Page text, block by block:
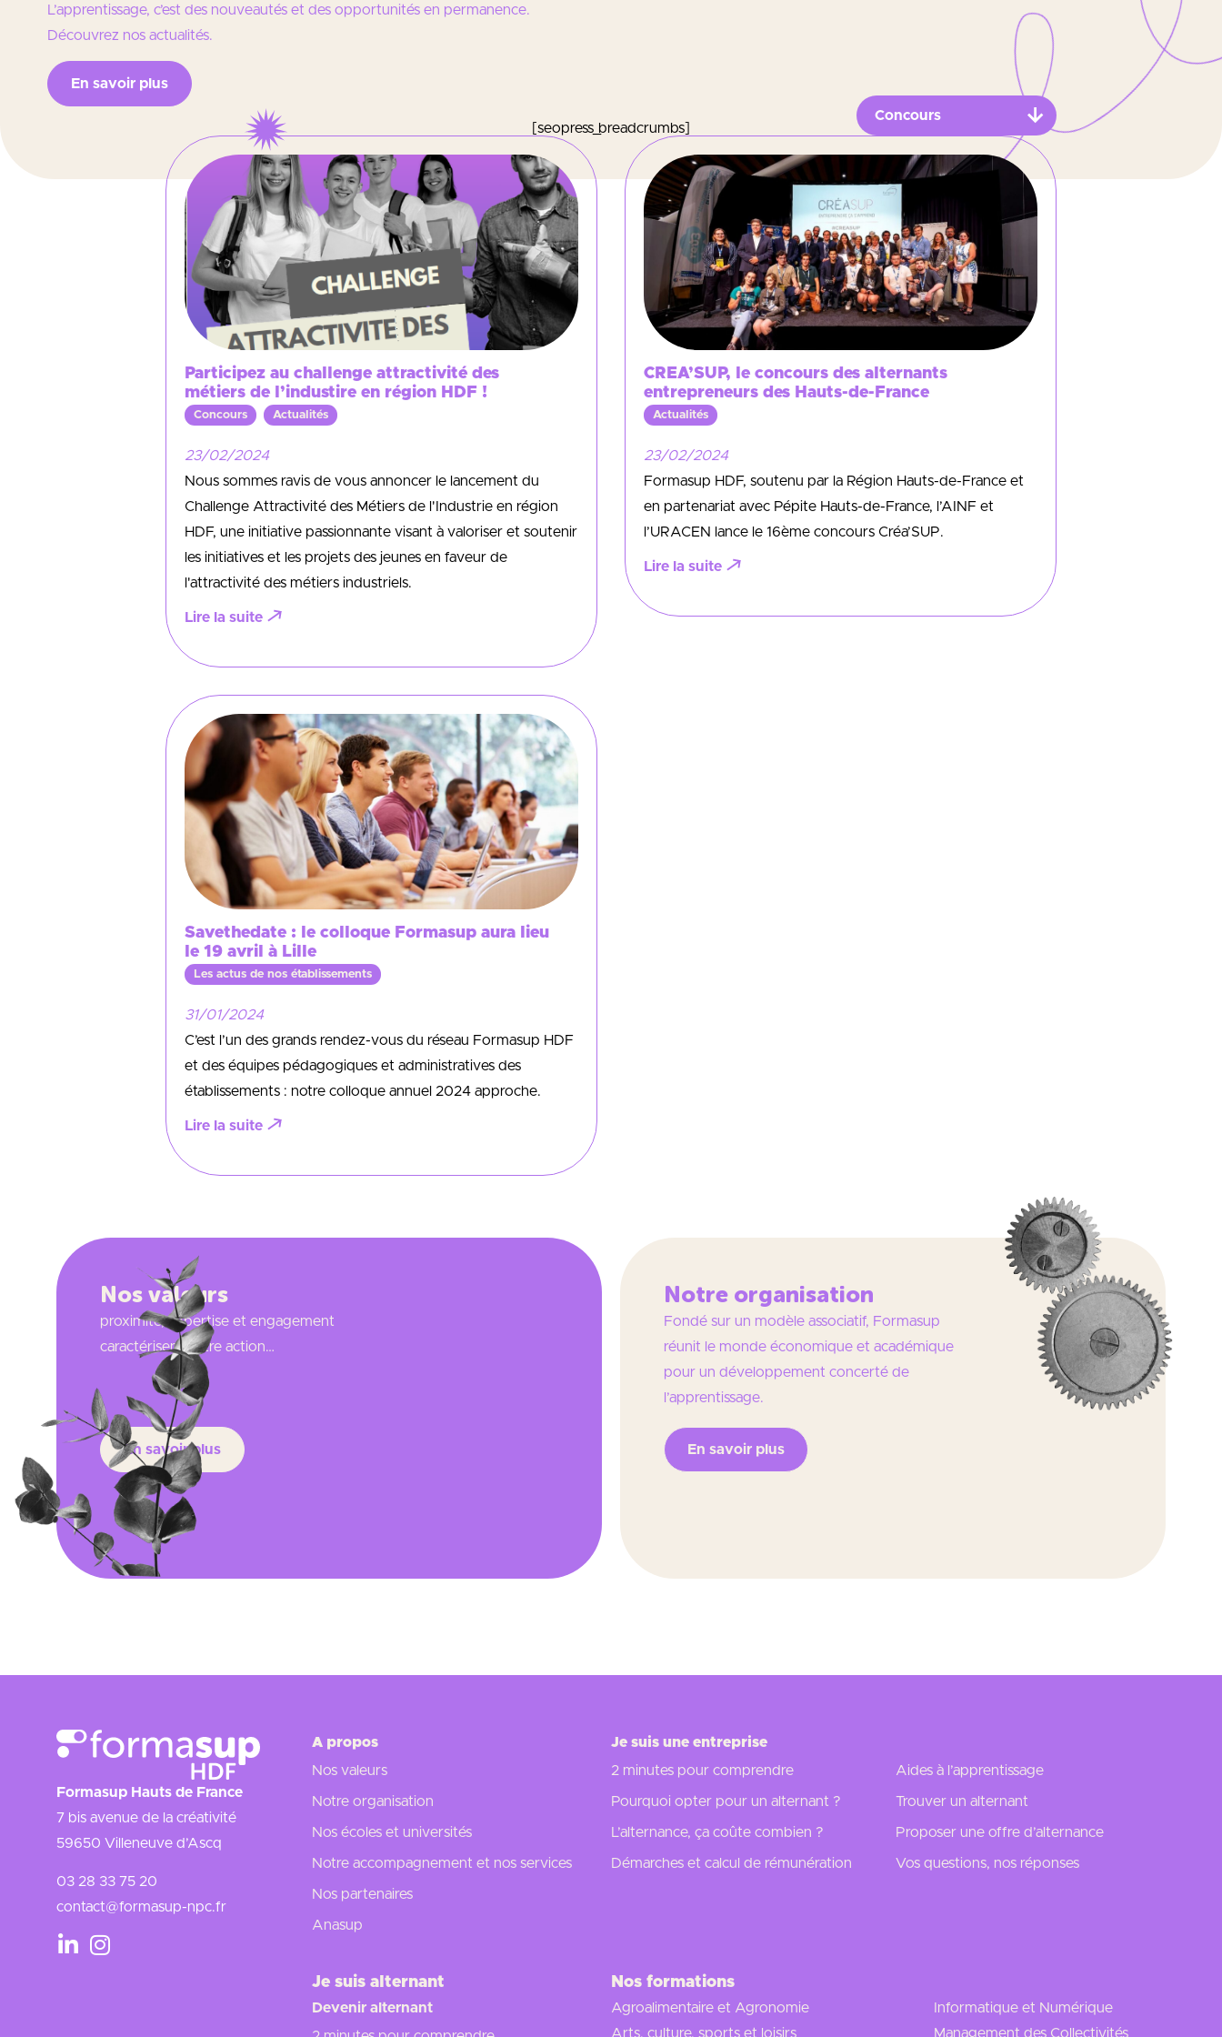
L’apprentissage, c’est des nouveautés et des opportunités en permanence.
Découvrez nos actualités.
En savoir plus
[seopress_breadcrumbs]
Participez au challenge attractivité des
métiers de l’industire en région HDF !
Concours Actualités
23/02/2024
Nous sommes ravis de vous annoncer le lancement du
Challenge Attractivité des Métiers de l'Industrie en région
HDF, une initiative passionnante visant à valoriser et soutenir
les initiatives et les projets des jeunes en faveur de
l'attractivité des métiers industriels.
Lire la suite
CREA’SUP, le concours des alternants
entrepreneurs des Hauts-de-France
Actualités
23/02/2024
Formasup HDF, soutenu par la Région Hauts-de-France et
en partenariat avec Pépite Hauts-de-France, l’AINF et
l’URACEN lance le 16ème concours Créa’SUP.
Lire la suite
Savethedate : le colloque Formasup aura lieu
le 19 avril à Lille
Les actus de nos établissements
31/01/2024
C’est l’un des grands rendez-vous du réseau Formasup HDF
et des équipes pédagogiques et administratives des
établissements : notre colloque annuel 2024 approche.
Lire la suite
Nos valeurs
proximité, expertise et engagement
caractérisent notre action…
En savoir plus
Notre organisation
Fondé sur un modèle associatif, Formasup
réunit le monde économique et académique
pour un développement concerté de
l’apprentissage.
En savoir plus
Formasup Hauts de France
7 bis avenue de la créativité
59650 Villeneuve d’Ascq
03 28 33 75 20
contact@formasup-npc.fr
A propos
Nos valeurs
Notre organisation
Nos écoles et universités
Notre accompagnement et nos services
Nos partenaires
Anasup
Je suis une entreprise
2 minutes pour comprendre
Pourquoi opter pour un alternant ?
L’alternance, ça coûte combien ?
Démarches et calcul de rémunération
Aides à l’apprentissage
Trouver un alternant
Proposer une offre d’alternance
Vos questions, nos réponses
Je suis alternant
Devenir alternant
Nos formations
Agroalimentaire et Agronomie
Arts, culture, sports et loisirs
Informatique et Numérique
Management des Collectivités